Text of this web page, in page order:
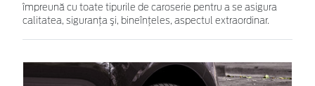
împreună cu toate tipurile de caroserie pentru a se asigura
calitatea, siguranţa şi, bineînţeles, aspectul extraordinar.